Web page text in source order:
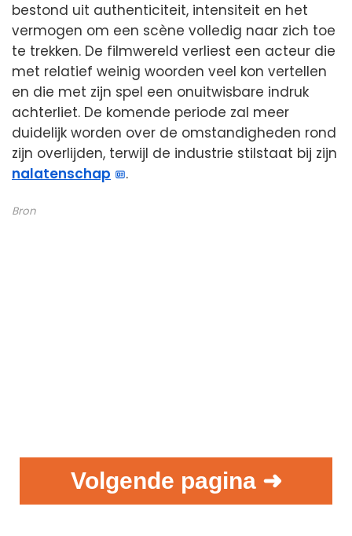
bestond uit authenticiteit, intensiteit en het
vermogen om een scène volledig naar zich toe
te trekken. De filmwereld verliest een acteur die
met relatief weinig woorden veel kon vertellen
en die met zijn spel een onuitwisbare indruk
achterliet. De komende periode zal meer
duidelijk worden over de omstandigheden rond
zijn overlijden, terwijl de industrie stilstaat bij zijn
nalatenschap
.
Bron
Volgende pagina ➜